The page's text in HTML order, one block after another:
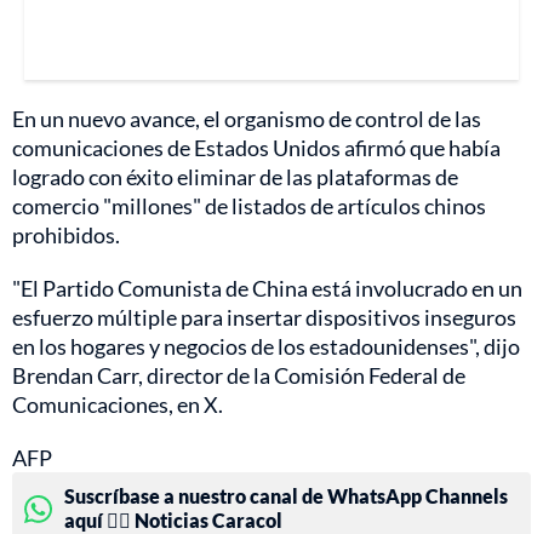
En un nuevo avance, el organismo de control de las
comunicaciones de Estados Unidos afirmó que había
logrado con éxito eliminar de las plataformas de
comercio "millones" de listados de artículos chinos
prohibidos.
"El Partido Comunista de China está involucrado en un
esfuerzo múltiple para insertar dispositivos inseguros
en los hogares y negocios de los estadounidenses", dijo
Brendan Carr, director de la Comisión Federal de
Comunicaciones, en X.
AFP
Suscríbase a nuestro canal de WhatsApp Channels
aquí 👉🏻 Noticias Caracol